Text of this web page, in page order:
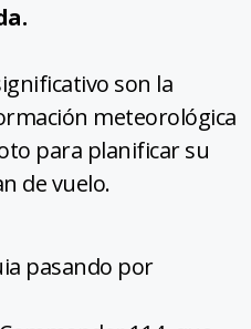
son la
meteorológica
para planificar su
de vuelo.
pasando por